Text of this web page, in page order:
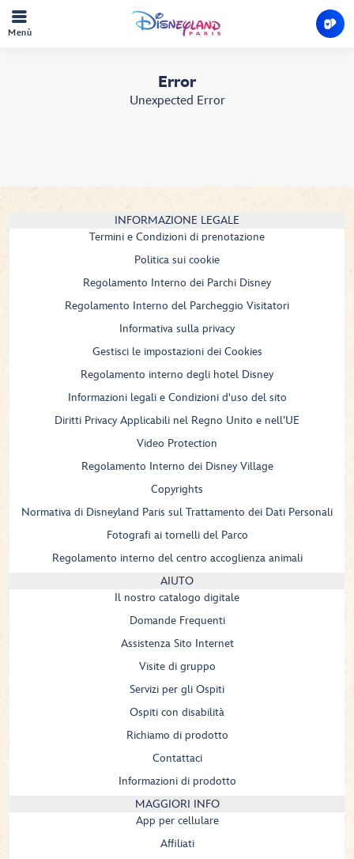
Menù
Error
Unexpected Error
INFORMAZIONE LEGALE
Termini e Condizioni di prenotazione
Politica sui cookie
Regolamento Interno dei Parchi Disney
Regolamento Interno del Parcheggio Visitatori
Informativa sulla privacy
Gestisci le impostazioni dei Cookies
Regolamento interno degli hotel Disney
Informazioni legali e Condizioni d'uso del sito
Diritti Privacy Applicabili nel Regno Unito e nell’UE
Video Protection
Regolamento Interno dei Disney Village
Copyrights
Normativa di Disneyland Paris sul Trattamento dei Dati Personali
Fotografi ai tornelli del Parco
Regolamento interno del centro accoglienza animali
AIUTO
Il nostro catalogo digitale
Domande Frequenti
Assistenza Sito Internet
Visite di gruppo
Servizi per gli Ospiti
Ospiti con disabilità
Richiamo di prodotto
Contattaci
Informazioni di prodotto
MAGGIORI INFO
App per cellulare
Affiliati